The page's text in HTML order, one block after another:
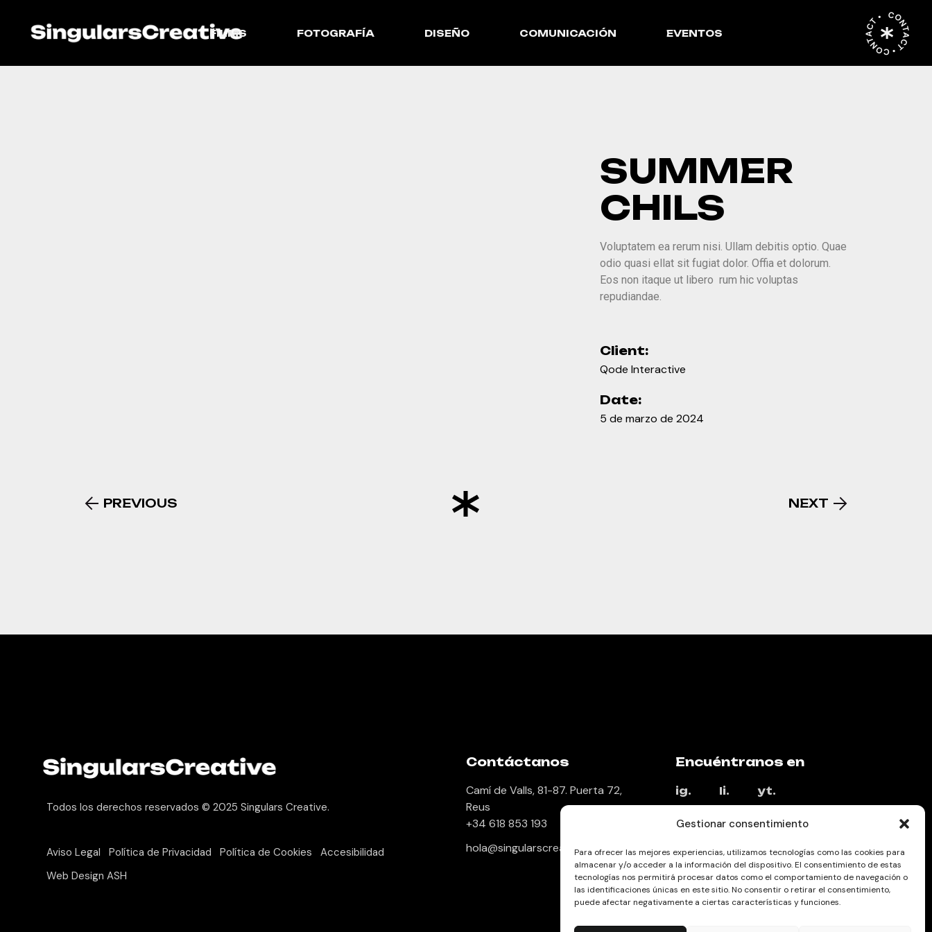
Gestionar consentimiento
Para ofrecer las mejores experiencias, utilizamos tecnologías como las cookies para
almacenar y/o acceder a la información del dispositivo. El consentimiento de estas
tecnologías nos permitirá procesar datos como el comportamiento de navegación o
las identificaciones únicas en este sitio. No consentir o retirar el consentimiento,
puede afectar negativamente a ciertas características y funciones.
FILMS FOTOGRAFÍA DISEÑO COMUNICACIÓN EVENTOS CONTACT • CONTACT •
SUMMER
CHILS
Voluptatem ea rerum nisi. Ullam debitis optio. Quae
odio quasi ellat sit fugiat dolor. Offia et dolorum.
Eos non itaque ut libero rum hic voluptas
repudiandae.
Client:
Qode Interactive
Date:
5 de marzo de 2024
PREVIOUS NEXT
Todos los derechos reservados © 2025Singulars Creative.
Aviso Legal Política de Privacidad Política de Cookies
Accesibilidad
Web Design ASH
Contáctanos
Camí de Valls, 81-87. Puerta 72,
Reus
+34 618 853 193
hola@singularscreative.com
Encuéntranos en
ig. li. yt.